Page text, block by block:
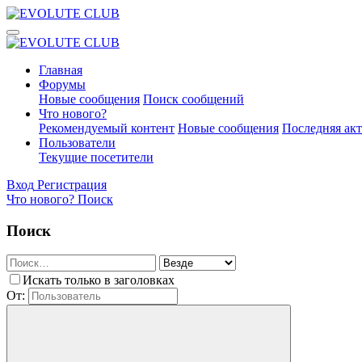
Главная
Форумы
Новые сообщения Поиск сообщений
Что нового?
Рекомендуемый контент Новые сообщения Последняя
Пользователи
Текущие посетители
Вход Регистрация
Что нового? Поиск
Поиск
Искать только в заголовках
От: